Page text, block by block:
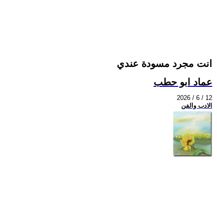
انت مجرد مسودة عندي
عماد ابو حطب
2026 / 6 / 12
الادب والفن